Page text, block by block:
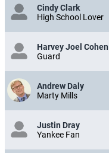
Cindy Clark
High School Lover
Harvey Joel Cohen
Guard
Andrew Daly
Marty Mills
Justin Dray
Yankee Fan